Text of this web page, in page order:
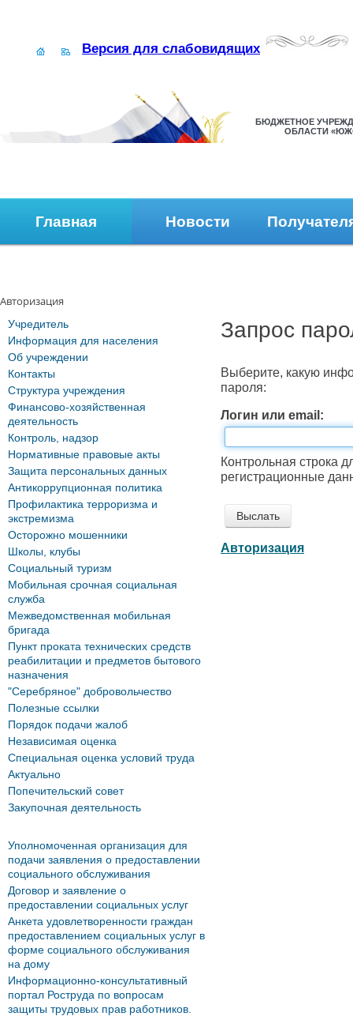
Версия для слабовидящих
БЮДЖЕТНОЕ
ОБЛАСТИ
Главная Новости
Авторизация
Запрос
Выберите, какую
пароля:
Логин или email:
Контрольная строка
регистрационные
Авторизация
Учредитель
Информация для населения
Об учреждении
Контакты
Структура учреждения
Финансово-хозяйственная
деятельность
Контроль, надзор
Нормативные правовые акты
Защита персональных данных
Антикоррупционная политика
Профилактика терроризма и
экстремизма
Осторожно мошенники
Школы, клубы
Социальный туризм
Мобильная срочная социальная
служба
Межведомственная мобильная
бригада
Пункт проката технических средств
реабилитации и предметов бытового
назначения
"Серебряное" добровольчество
Полезные ссылки
Порядок подачи жалоб
Независимая оценка
Специальная оценка условий труда
Актуально
Попечительский совет
Закупочная деятельность
Уполномоченная организация для
подачи заявления о предоставлении
социального обслуживания
Договор и заявление о
предоставлении социальных услуг
Анкета удовлетворенности граждан
предоставлением социальных услуг в
форме социального обслуживания
на дому
Информационно-консультативный
портал Роструда по вопросам
защиты трудовых прав работников.